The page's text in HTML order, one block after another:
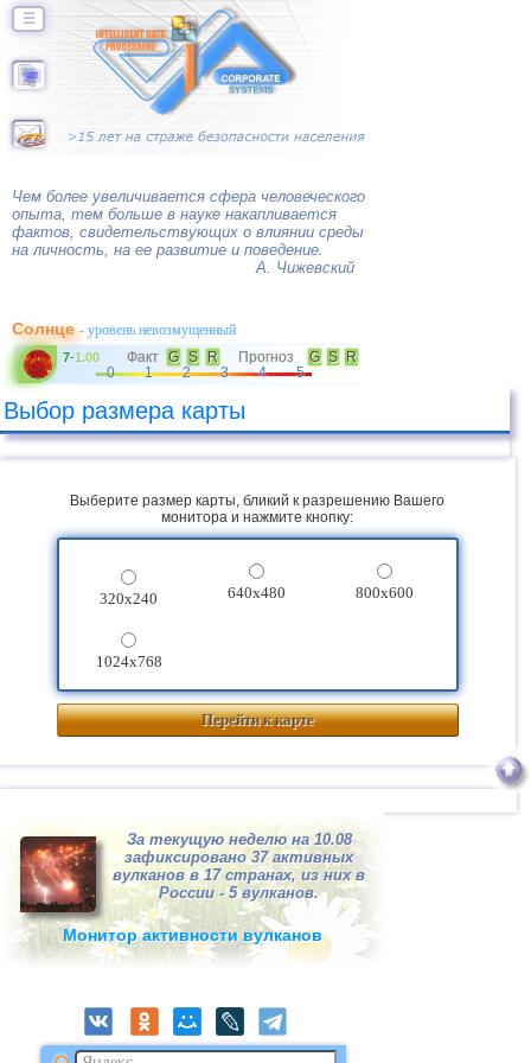
☰
Чем более увеличивается сфера человеческого
опыта, тем больше в науке накапливается
фактов, свидетельствующих о влиянии среды
на личность, на ее развитие и поведение.
А. Чижевский
Солнце- уровень невозмущенный
7-1.00 Факт G S R Прогноз G S
R
0
1 2 3 4 5
Выбор размера карты
Выберите размер карты, бликий к разрешению Вашего
монитора и нажмите кнопку:
320x240 640x480 800x600
1024x768
Перейти к карте
За текущую неделю на 10.08
зафиксировано 37 активных
вулканов в 17 странах, из них в
России - 5 вулканов.
Монитор активности вулканов